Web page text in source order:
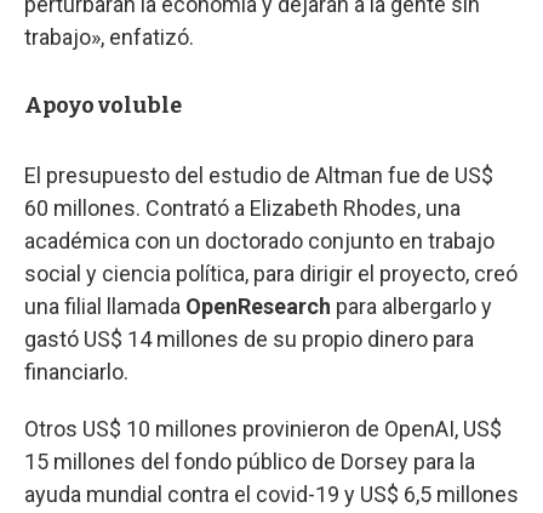
trabajo», enfatizó.
Apoyo voluble
El presupuesto del estudio de Altman fue de US$
60 millones. Contrató a Elizabeth Rhodes, una
académica con un doctorado conjunto en trabajo
social y ciencia política, para dirigir el proyecto, creó
una filial llamada OpenResearch para albergarlo y
gastó US$ 14 millones de su propio dinero para
financiarlo.
Otros US$ 10 millones provinieron de OpenAI, US$
15 millones del fondo público de Dorsey para la
ayuda mundial contra el covid-19 y US$ 6,5 millones